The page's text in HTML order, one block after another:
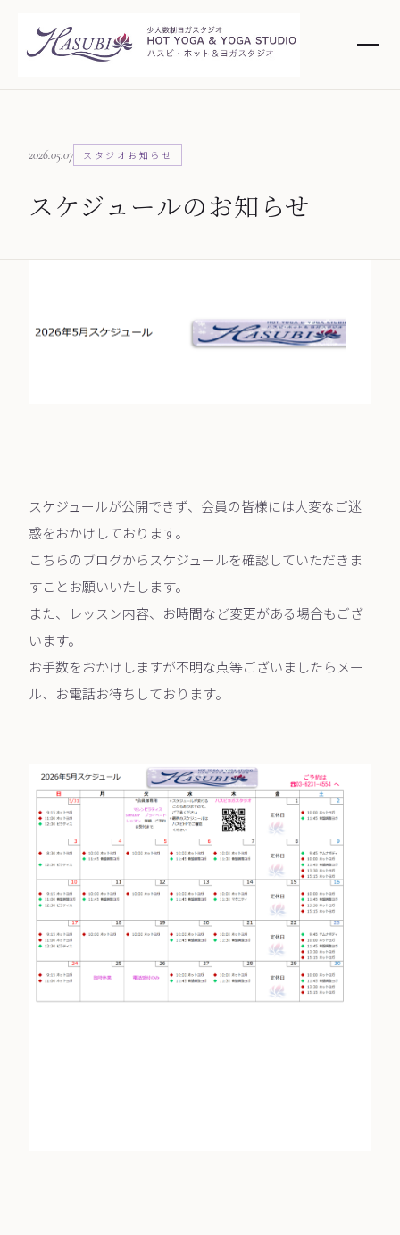
2026.05.07 スタジオお知らせ
スケジュールのお知らせ
スケジュールが公開できず、会員の皆様には大変なご迷
惑をおかけしております。
こちらのブログからスケジュールを確認していただきま
すことお願いいたします。
また、レッスン内容、お時間など変更がある場合もござ
います。
お手数をおかけしますが不明な点等ございましたらメー
ル、お電話お待ちしております。